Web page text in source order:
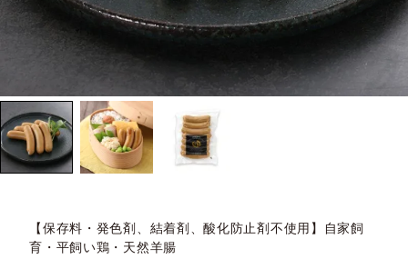
【保存料・発色剤、結着剤、酸化防止剤不使用】自家飼
育・平飼い鶏・天然羊腸